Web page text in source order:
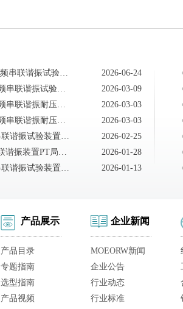
MOEORW-XB192 变频串联谐振试验成套装置常见故障原因及排除
2026-06-24
MOEORW-XB218变频串联谐振试验成套装置安全要求
2026-03-09
MOEORW-XB566变频串联谐振耐压测试装置常见故障原因及排除
2026-03-03
MOEORW-XB566变频串联谐振耐压测试装置安全要求
2026-03-03
MEDS-DL-132NW串联谐振试验装置常见故障原因及排除
2026-02-25
ME-HVFP-10kW 串联谐振装置PT局部放电试验装置注意事项及保养
2026-01-28
MEDS-DL-132NW串联谐振试验装置安全要求
2026-01-13
产品展示
产品目录
专题指南
选型指南
产品视频
企业新闻
MOEORW新闻
企业公告
行业动态
行业标准